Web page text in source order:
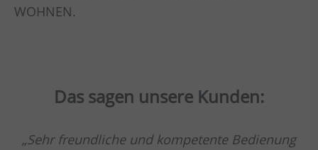
WOHNEN.
Das sagen unsere Kunden:
Sehr freundliche und kompetente Bedienung